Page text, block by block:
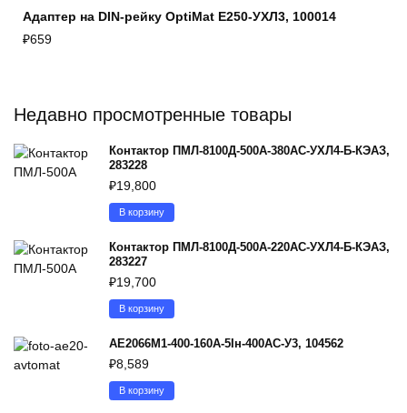
Адаптер на DIN-рейку OptiMat E250-УХЛ3, 100014
₽659
Недавно просмотренные товары
Контактор ПМЛ-8100Д-500А-380AC-УХЛ4-Б-КЭАЗ,
283228
₽19,800
В корзину
Контактор ПМЛ-8100Д-500А-220AC-УХЛ4-Б-КЭАЗ,
283227
₽19,700
В корзину
АЕ2066М1-400-160А-5Iн-400AC-У3, 104562
₽8,589
В корзину